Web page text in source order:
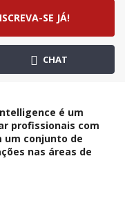
SE JÁ!
CHAT
é um
profissionais com
um conjunto de
nas áreas de